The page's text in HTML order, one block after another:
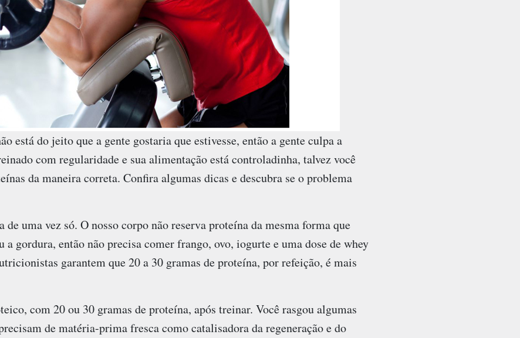
está do jeito que a gente gostaria que estivesse, então a gente culpa a
com regularidade e sua alimentação está controladinha, talvez você
da maneira correta. Confira algumas dicas e descubra se o problema
uma vez só. O nosso corpo não reserva proteína da mesma forma que
a gordura, então não precisa comer frango, ovo, iogurte e uma dose de whey
garantem que 20 a 30 gramas de proteína, por refeição, é mais
com 20 ou 30 gramas de proteína, após treinar. Você rasgou algumas
de matéria-prima fresca como catalisadora da regeneração e do